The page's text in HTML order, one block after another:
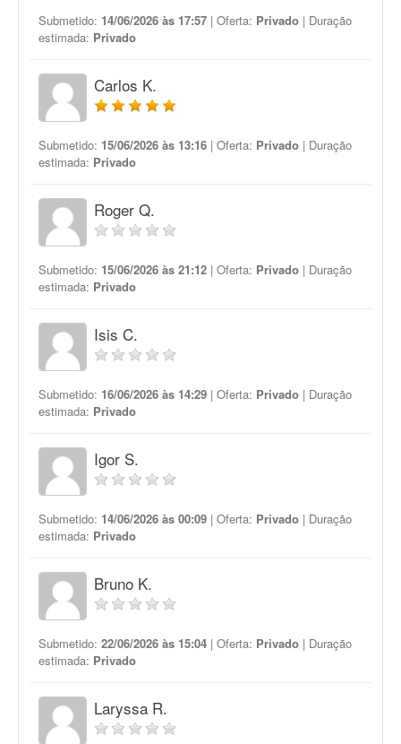
Submetido: 14/06/2026 às 17:57 | Oferta: Privado | Duração
estimada: Privado
Carlos K.
Submetido: 15/06/2026 às 13:16 | Oferta: Privado | Duração
estimada: Privado
Roger Q.
Submetido: 15/06/2026 às 21:12 | Oferta: Privado | Duração
estimada: Privado
Isis C.
Submetido: 16/06/2026 às 14:29 | Oferta: Privado | Duração
estimada: Privado
Igor S.
Submetido: 14/06/2026 às 00:09 | Oferta: Privado | Duração
estimada: Privado
Bruno K.
Submetido: 22/06/2026 às 15:04 | Oferta: Privado | Duração
estimada: Privado
Laryssa R.